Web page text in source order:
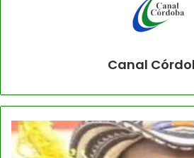
Canal